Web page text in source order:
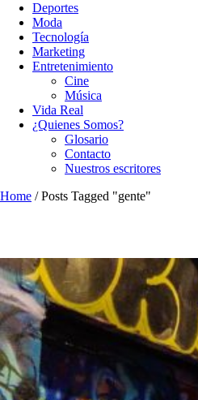
Deportes
Moda
Tecnología
Marketing
Entretenimiento
Cine
Música
Vida Real
¿Quienes Somos?
Glosario
Contacto
Nuestros escritores
Home /Posts Tagged "gente"